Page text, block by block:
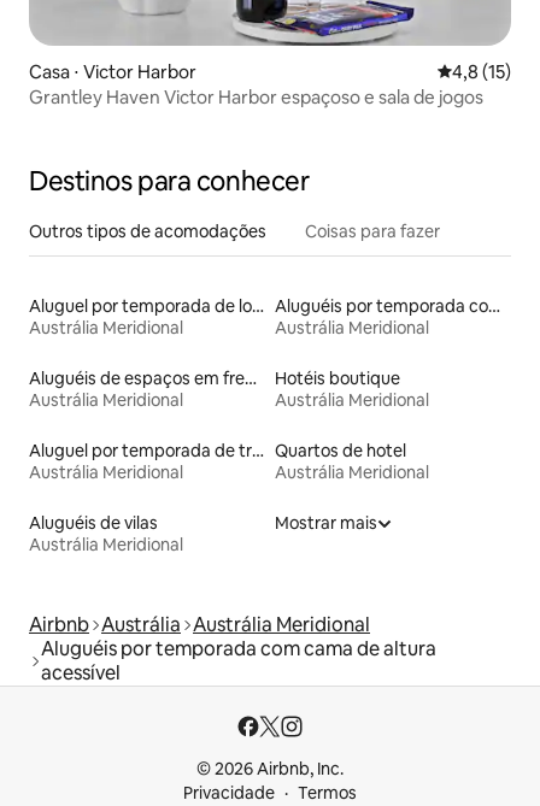
Casa ⋅ Victor Harbor 4,8 de uma
4,8 (15)
Grantley Haven Victor Harbor espaçoso e sala de jogos
Destinos para conhecer
Outros tipos de acomodações Coisas para fazer
Aluguel por temporada de lofts
Austrália Meridional
Aluguéis por temporada com suítes privativas
Austrália Meridional
Aluguéis de espaços em frente à praia
Austrália Meridional
Hotéis boutique
Austrália Meridional
Aluguel por temporada de trailers
Austrália Meridional
Quartos de hotel
Austrália Meridional
Aluguéis de vilas
Austrália Meridional
Mostrar mais
Airbnb Austrália Austrália Meridional
Aluguéis por temporada com cama de altura
acessível
© 2026 Airbnb, Inc.
Privacidade
Termos